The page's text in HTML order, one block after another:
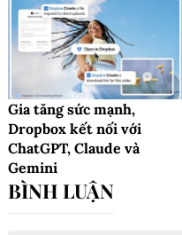
Gia tăng sức mạnh,
Dropbox kết nối với
ChatGPT, Claude và
Gemini